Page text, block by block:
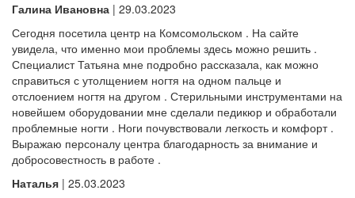
Галина Ивановна | 29.03.2023
Сегодня посетила центр на Комсомольском . На сайте
увидела, что именно мои проблемы здесь можно решить .
Специалист Татьяна мне подробно рассказала, как можно
справиться с утолщением ногтя на одном пальце и
отслоением ногтя на другом . Стерильными инструментами на
новейшем оборудовании мне сделали педикюр и обработали
проблемные ногти . Ноги почувствовали легкость и комфорт .
Выражаю персоналу центра благодарность за внимание и
добросовестность в работе .
Наталья | 25.03.2023